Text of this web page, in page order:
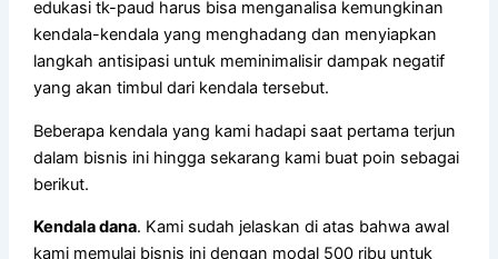
edukasi tk-paud harus bisa menganalisa kemungkinan
kendala-kendala yang menghadang dan menyiapkan
langkah antisipasi untuk meminimalisir dampak negatif
yang akan timbul dari kendala tersebut.
Beberapa kendala yang kami hadapi saat pertama terjun
dalam bisnis ini hingga sekarang kami buat poin sebagai
berikut.
Kendala dana. Kami sudah jelaskan di atas bahwa awal
kami memulai bisnis ini dengan modal 500 ribu untuk